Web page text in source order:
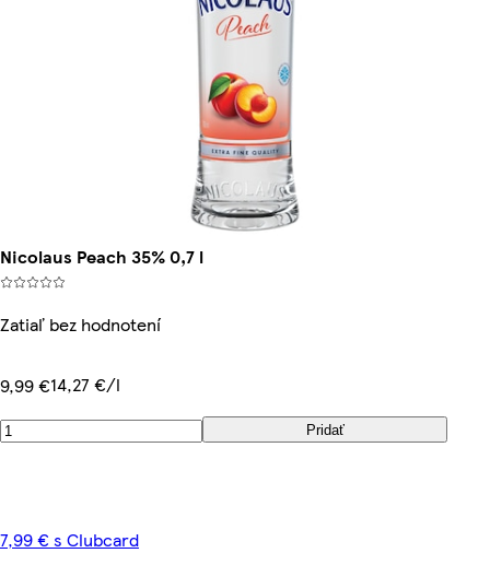
Nicolaus Peach 35% 0,7 l
Zatiaľ bez hodnotení
9,99 €14,27 €/l
Pridať
7,99 € s Clubcard